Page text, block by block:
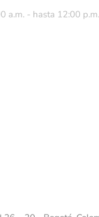
a.m. - hasta 12:00 p.m.